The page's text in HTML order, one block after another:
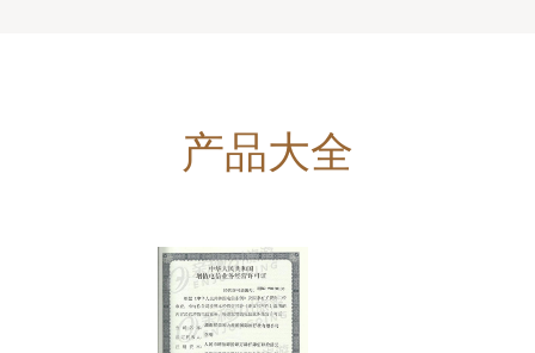
产品大全